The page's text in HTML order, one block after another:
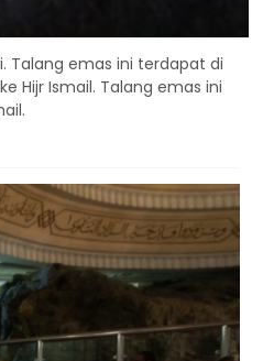
Talang emas ini terdapat di
Hijr Ismail. Talang emas ini